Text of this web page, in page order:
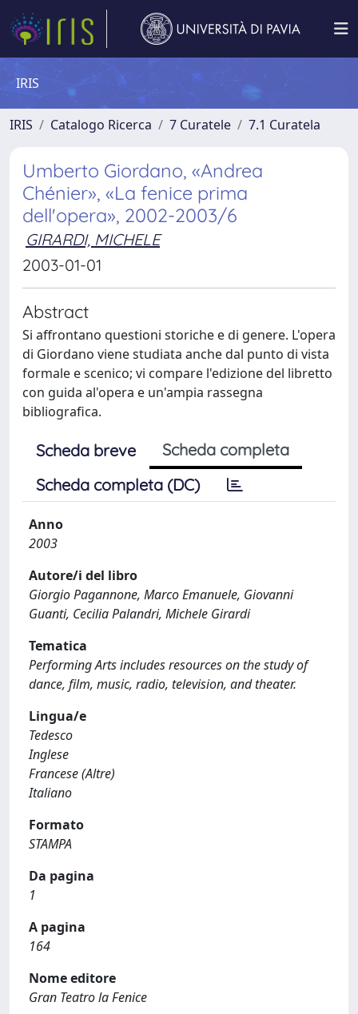
IRIS
IRIS Catalogo Ricerca 7 Curatele 7.1 Curatela
Umberto Giordano, «Andrea
Chénier», «La fenice prima
dell'opera», 2002-2003/6
GIRARDI, MICHELE
2003-01-01
Abstract
Si affrontano questioni storiche e di genere. L'opera
di Giordano viene studiata anche dal punto di vista
formale e scenico; vi compare l'edizione del libretto
con guida al'opera e un'ampia rassegna
bibliografica.
Scheda breve
Scheda completa
Scheda completa (DC)
Anno
2003
Autore/i del libro
Giorgio Pagannone, Marco Emanuele, Giovanni
Guanti, Cecilia Palandri, Michele Girardi
Tematica
Performing Arts includes resources on the study of
dance, film, music, radio, television, and theater.
Lingua/e
Tedesco
Inglese
Francese (Altre)
Italiano
Formato
STAMPA
Da pagina
1
A pagina
164
Nome editore
Gran Teatro la Fenice